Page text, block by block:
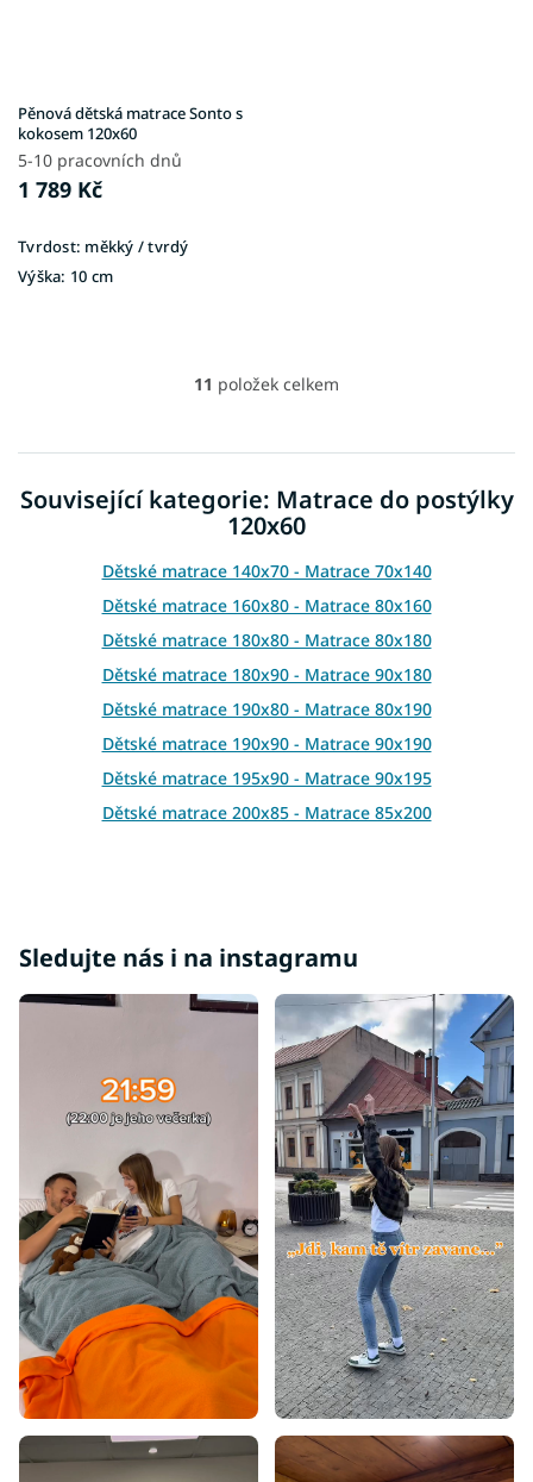
Pěnová dětská matrace Sonto s
kokosem 120x60
5-10 pracovních dnů
1 789 Kč
Tvrdost: měkký / tvrdý
Výška: 10 cm
O
á
a
c
p
r
v
k
y
v
ý
p
i
s
u
11 položek celkem
Související kategorie: Matrace do postýlky
120x60
Dětské matrace 140x70 - Matrace 70x140
Dětské matrace 160x80 - Matrace 80x160
Dětské matrace 180x80 - Matrace 80x180
Dětské matrace 180x90 - Matrace 90x180
Dětské matrace 190x80 - Matrace 80x190
Dětské matrace 190x90 - Matrace 90x190
Dětské matrace 195x90 - Matrace 90x195
Dětské matrace 200x85 - Matrace 85x200
Dětské matrace 200x120 - Matrace 120x200
Sledujte nás i na instagramu